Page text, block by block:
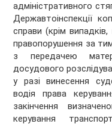
адміністративного
Державтоінспекції
справи (крім
правопорушення за
з передачею
досудового
у разі винесення
водія права
закінчення
керування